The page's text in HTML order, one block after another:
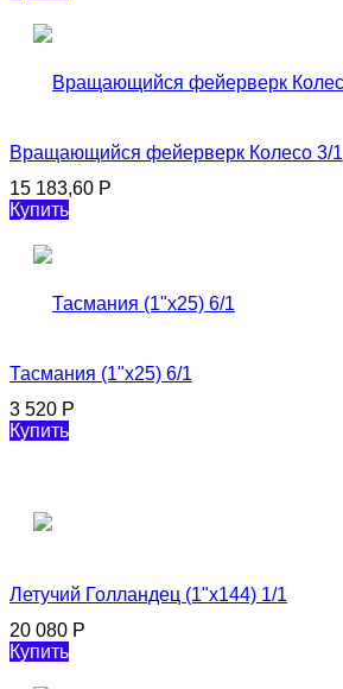
Вращающийся фейерверк Колесо 3/1
15 183,60 Р
Купить
Тасмания (1"х25) 6/1
3 520 Р
Купить
Летучий Голландец (1"х144) 1/1
20 080 Р
Купить